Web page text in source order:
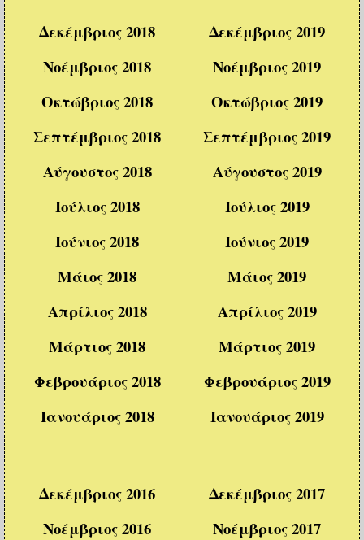
Δεκέμβριος 2018
Νοέμβριος 2018
Οκτώβριος 2018
Σεπτέμβριος 2018
Αύγουστος 2018
Ιούλιος 2018
Ιούνιος 2018
Μάιος 2018
Απρίλιος 2018
Μάρτιος 2018
Φεβρουάριος 2018
Ιανουάριος 2018
Δεκέμβριος 2019
Νοέμβριος 2019
Οκτώβριος 2019
Σεπτέμβριος 2019
Αύγουστος 2019
Ιούλιος 2019
Ιούνιος 2019
Μάιος 2019
Απρίλιος 2019
Μάρτιος 2019
Φεβρουάριος 2019
Ιανουάριος 2019
Δεκέμβριος 2016
Νοέμβριος 2016
Δεκέμβριος 2017
Νοέμβριος 2017